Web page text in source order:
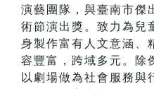
演藝團隊，與臺南市傑
術節演出獎。致力為兒
身製作富有人文意涵、
容豐富，跨域多元。除
以劇場做為社會服務與